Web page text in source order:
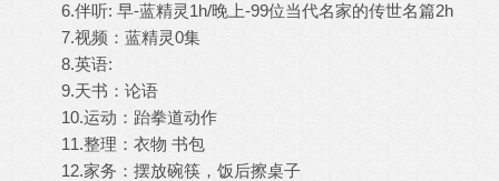
6.伴听: 早-蓝精灵1h/晚上-99位当代名家的传世名篇2h
7.视频：蓝精灵0集
8.英语:
9.天书：论语
10.运动：跆拳道动作
11.整理：衣物 书包
12.家务：摆放碗筷，饭后擦桌子